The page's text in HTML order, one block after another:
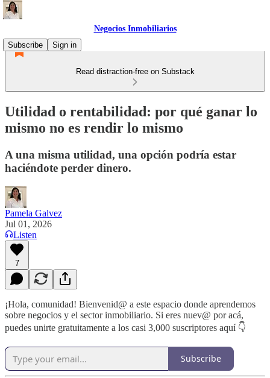
Negocios Inmobiliarios
Subscribe
Sign in
Read distraction-free on Substack
Utilidad o rentabilidad: por qué ganar lo
mismo no es rendir lo mismo
A una misma utilidad, una opción podría estar
haciéndote perder dinero.
Pamela Galvez
Jul 01, 2026
Listen
7
¡Hola, comunidad! Bienvenid@ a este espacio donde aprendemos
sobre negocios y el sector inmobiliario. Si eres nuev@ por acá,
puedes unirte gratuitamente a los casi 3,000 suscriptores aquí 👇
Subscribe